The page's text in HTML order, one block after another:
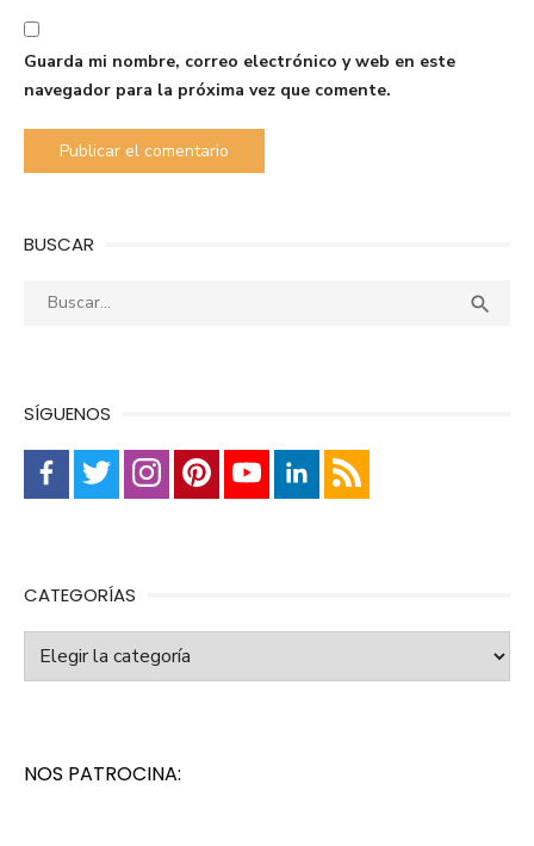
Guarda mi nombre, correo electrónico y web en este
navegador para la próxima vez que comente.
BUSCAR
Buscar: 
SÍGUENOS
CATEGORÍAS
Categorías
NOS PATROCINA: